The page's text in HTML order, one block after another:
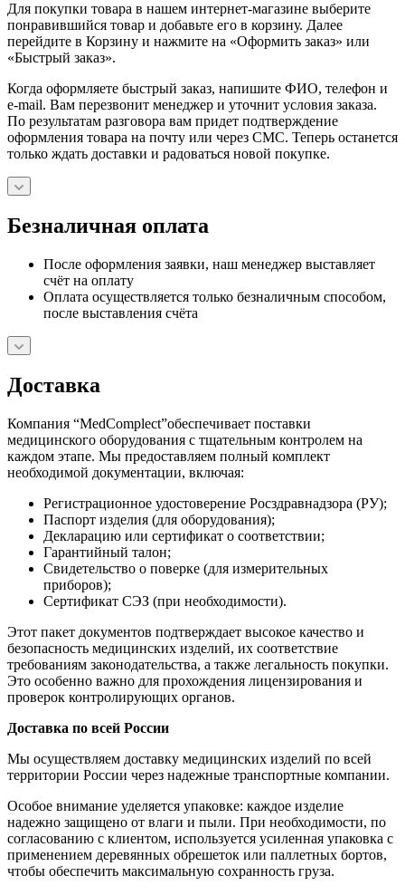
Для покупки товара в нашем интернет-магазине выберите
понравившийся товар и добавьте его в корзину. Далее
перейдите в Корзину и нажмите на «Оформить заказ» или
«Быстрый заказ».
Когда оформляете быстрый заказ, напишите ФИО, телефон и
e-mail. Вам перезвонит менеджер и уточнит условия заказа.
По результатам разговора вам придет подтверждение
оформления товара на почту или через СМС. Теперь останется
только ждать доставки и радоваться новой покупке.
Безналичная оплата
После оформления заявки, наш менеджер выставляет
счёт на оплату
Оплата осуществляется только безналичным способом,
после выставления счёта
Доставка
Компания “MedComplect”обеспечивает поставки
медицинского оборудования с тщательным контролем на
каждом этапе. Мы предоставляем полный комплект
необходимой документации, включая:
Регистрационное удостоверение Росздравнадзора (РУ);
Паспорт изделия (для оборудования);
Декларацию или сертификат о соответствии;
Гарантийный талон;
Свидетельство о поверке (для измерительных
приборов);
Сертификат СЭЗ (при необходимости).
Этот пакет документов подтверждает высокое качество и
безопасность медицинских изделий, их соответствие
требованиям законодательства, а также легальность покупки.
Это особенно важно для прохождения лицензирования и
проверок контролирующих органов.
Доставка по всей России
Мы осуществляем доставку медицинских изделий по всей
территории России через надежные транспортные компании.
Особое внимание уделяется упаковке: каждое изделие
надежно защищено от влаги и пыли. При необходимости, по
согласованию с клиентом, используется усиленная упаковка с
применением деревянных обрешеток или паллетных бортов,
чтобы обеспечить максимальную сохранность груза.